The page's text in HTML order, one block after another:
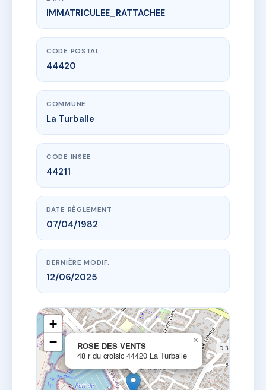
www.vme.plus/AC6382964
ROSE DES VENTS
48 r du croisic44420 La Turballe
IMMATRICULEE_RATTACHEE
CODE POSTAL
44420
COMMUNE
La Turballe
CODE INSEE
44211
DATE RÈGLEMENT
07/04/1982
DERNIÈRE MODIF.
12/06/2025
ROSE DES VENTS
48 r du croisic 44420 La Turballe
×
+
−